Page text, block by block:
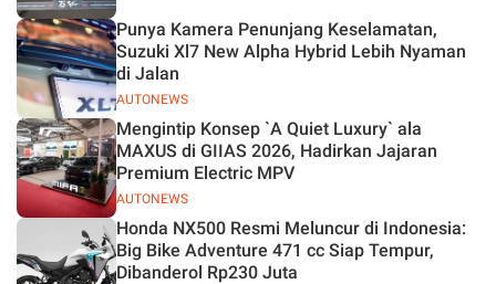
AUTONEWS
Punya Kamera Penunjang Keselamatan,
Suzuki Xl7 New Alpha Hybrid Lebih Nyaman
di Jalan
AUTONEWS
Mengintip Konsep `A Quiet Luxury` ala
MAXUS di GIIAS 2026, Hadirkan Jajaran
Premium Electric MPV
Honda NX500 Resmi Meluncur di Indonesia:
Big Bike Adventure 471 cc Siap Tempur,
Dibanderol Rp230 Juta